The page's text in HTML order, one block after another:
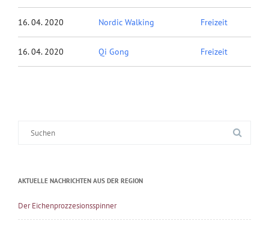
16. 04. 2020 Nordic Walking Freizeit
16. 04. 2020 Qi Gong Freizeit
AKTUELLE NACHRICHTEN AUS DER REGION
Der Eichenprozzesionsspinner